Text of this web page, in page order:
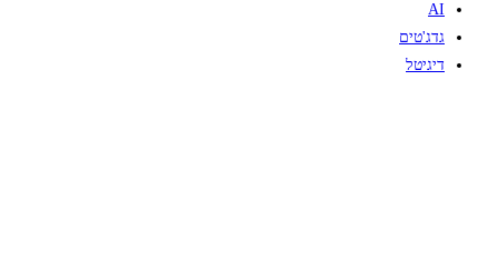
AI
גדג'טים
דיגיטל